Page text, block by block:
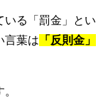
いる「罰金」とい
言葉は 「反則金」